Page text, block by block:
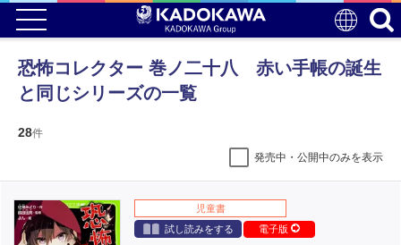
恐怖コレクター 巻ノ二十八 赤い手帳の誕生
と同じシリーズの一覧
28件
発売中・公開中のみを表示
児童書
試し読みをする
電子版